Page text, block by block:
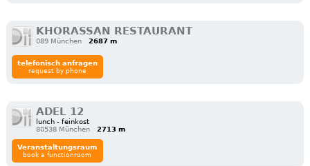
KHORASSAN RESTAURANT
089 München 2687 m
telefonisch anfragen
request by phone
ADEL 12
lunch - feinkost
80538 München
2713 m
Veranstaltungsraum
book a functionroom